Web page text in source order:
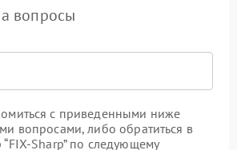
вопросы
с приведенными ниже
вопросами, либо обратиться в
Sharp” по следующему